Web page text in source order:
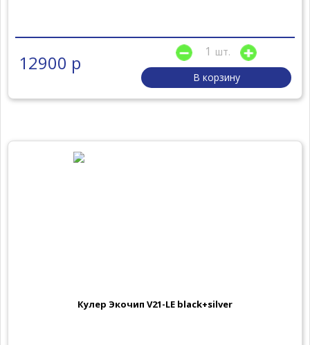
12900 р
шт.
В корзину
Кулер Экочип V21-LE black+silver